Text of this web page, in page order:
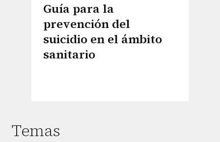
Guía para la
prevención del
suicidio en el ámbito
sanitario
Temas